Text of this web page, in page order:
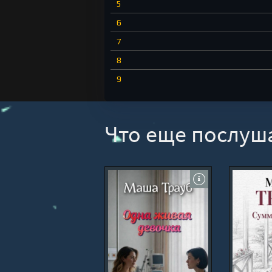
5
6
7
8
9
Что еще